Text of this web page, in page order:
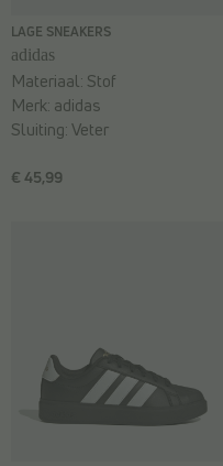
LAGE SNEAKERS
adidas
€ 45,99
Materiaal: Stof
Merk: adidas
Sluiting:Veter